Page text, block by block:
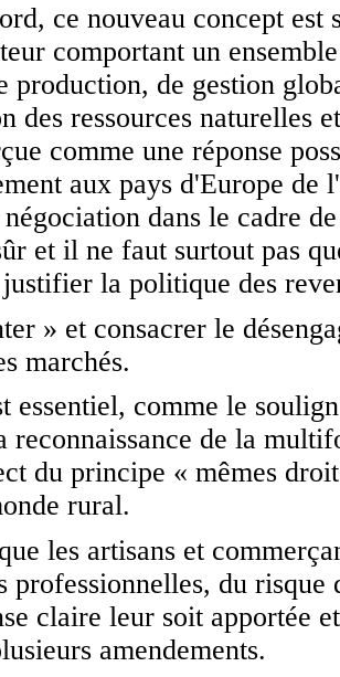
ce nouveau concept
comportant un
production, de gestion
des ressources naturelles
comme une réponse
aux pays d'Europe
dans le cadre
et il ne faut surtout pas
la politique des
» et consacrer le
marchés.
essentiel, comme le
reconnaissance de la
du principe « mêmes
rural.
les artisans et
professionnelles, du
claire leur soit apportée
amendements.